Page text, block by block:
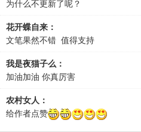
为什么不更新了呢？
花开蝶自来：
文笔果然不错 值得支持
我是夜猫子么：
加油加油 你真厉害
农村女人：
给作者点赞